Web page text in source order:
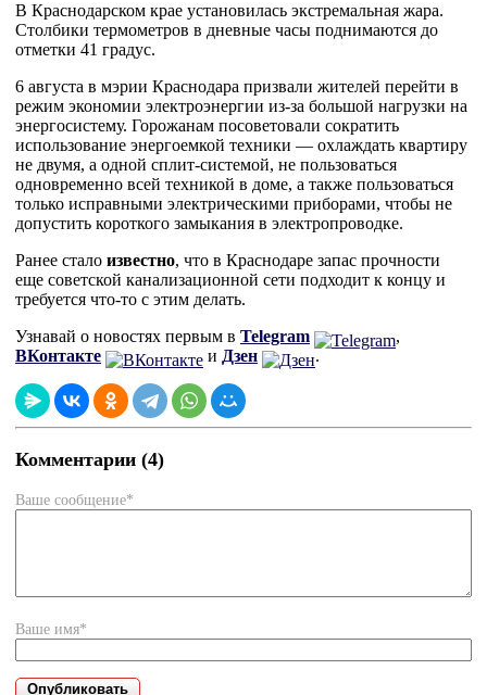
В Краснодарском крае установилась экстремальная жара.
Столбики термометров в дневные часы поднимаются до
отметки 41 градус.
6 августа в мэрии Краснодара призвали жителей перейти в
режим экономии электроэнергии из-за большой нагрузки на
энергосистему. Горожанам посоветовали сократить
использование энергоемкой техники — охлаждать квартиру
не двумя, а одной сплит-системой, не пользоваться
одновременно всей техникой в доме, а также пользоваться
только исправными электрическими приборами, чтобы не
допустить короткого замыкания в электропроводке.
Ранее стало известно, что в Краснодаре запас прочности
еще советской канализационной сети подходит к концу и
требуется что-то с этим делать.
Узнавай о новостях первым в Telegram
,
ВКонтакте
и Дзен .
Комментарии (4)
Ваше сообщение*
Ваше имя*